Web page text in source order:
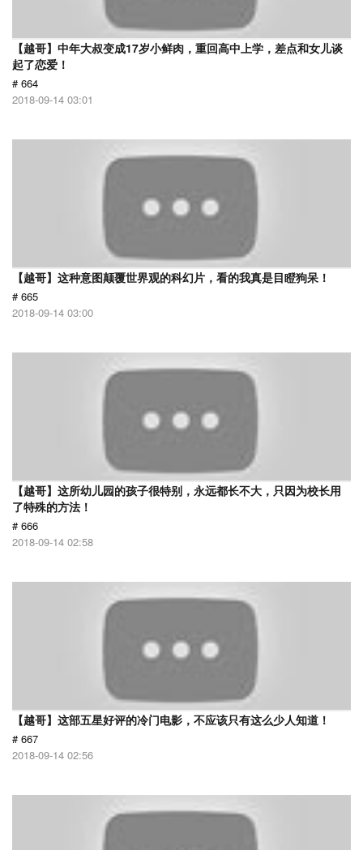
【越哥】中年大叔变成17岁小鲜肉，重回高中上学，差点和女儿谈
起了恋爱！
# 664
2018-09-14 03:01
【越哥】这种意图颠覆世界观的科幻片，看的我真是目瞪狗呆！
# 665
2018-09-14 03:00
【越哥】这所幼儿园的孩子很特别，永远都长不大，只因为校长用
了特殊的方法！
# 666
2018-09-14 02:58
【越哥】这部五星好评的冷门电影，不应该只有这么少人知道！
# 667
2018-09-14 02:56